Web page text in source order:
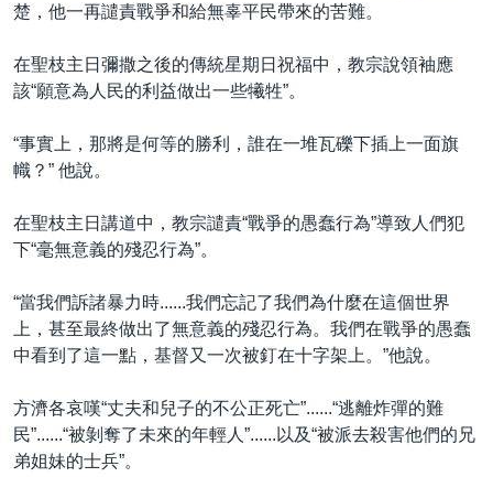
楚，他一再譴責戰爭和給無辜平民帶來的苦難。
在聖枝主日彌撒之後的傳統星期日祝福中，教宗說領袖應
該“願意為人民的利益做出一些犧牲”。
“事實上，那將是何等的勝利，誰在一堆瓦礫下插上一面旗
幟？” 他說。
在聖枝主日講道中，教宗譴責“戰爭的愚蠢行為”導致人們犯
下“毫無意義的殘忍行為”。
“當我們訴諸暴力時......我們忘記了我們為什麼在這個世界
上，甚至最終做出了無意義的殘忍行為。我們在戰爭的愚蠢
中看到了這一點，基督又一次被釘在十字架上。”他說。
方濟各哀嘆“丈夫和兒子的不公正死亡”......“逃離炸彈的難
民”......“被剝奪了未來的年輕人”......以及“被派去殺害他們的兄
弟姐妹的士兵”。